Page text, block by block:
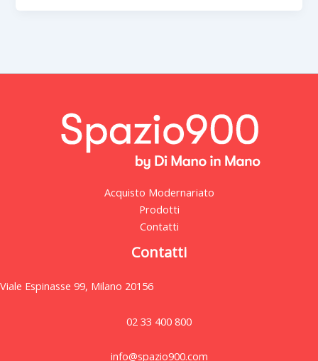
Acquisto Modernariato
Prodotti
Contatti
Contatti
Viale Espinasse 99, Milano 20156
02 33 400 800
info@spazio900.com